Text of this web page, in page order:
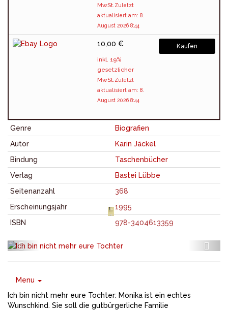
MwSt.Zuletzt
aktualisiert am: 8.
August 2026 8:44
10,00 €
inkl. 19%
gesetzlicher
MwSt.Zuletzt
aktualisiert am: 8.
August 2026 8:44
Kaufen
Genre
Biografien
Autor
Karin Jäckel
Bindung
Taschenbücher
Verlag
Bastei Lübbe
Seitenanzahl
368
Erscheinungsjahr
1995
ISBN
978-3404613359
Menu
Ich bin nicht mehr eure Tochter: Monika ist ein echtes
Wunschkind. Sie soll die gutbürgerliche Familie